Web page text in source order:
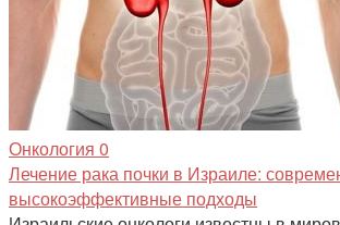
Онкология 0
Лечение рака почки в Израиле:
высокоэффективные подходы